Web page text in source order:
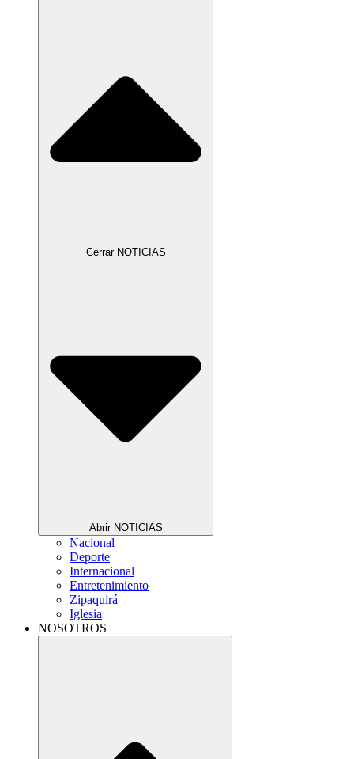
Cerrar NOTICIAS
Abrir NOTICIAS
Nacional
Deporte
Internacional
Entretenimiento
Zipaquirá
Iglesia
NOSOTROS